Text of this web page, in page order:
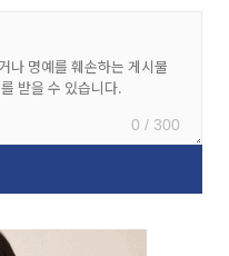
0 / 300